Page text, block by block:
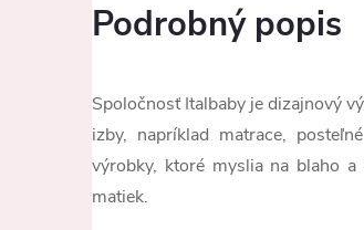
Podrobný popis
Spoločnosť Italbaby je dizajnový
izby, napríklad matrace,
výrobky, ktoré myslia na blaho
matiek.